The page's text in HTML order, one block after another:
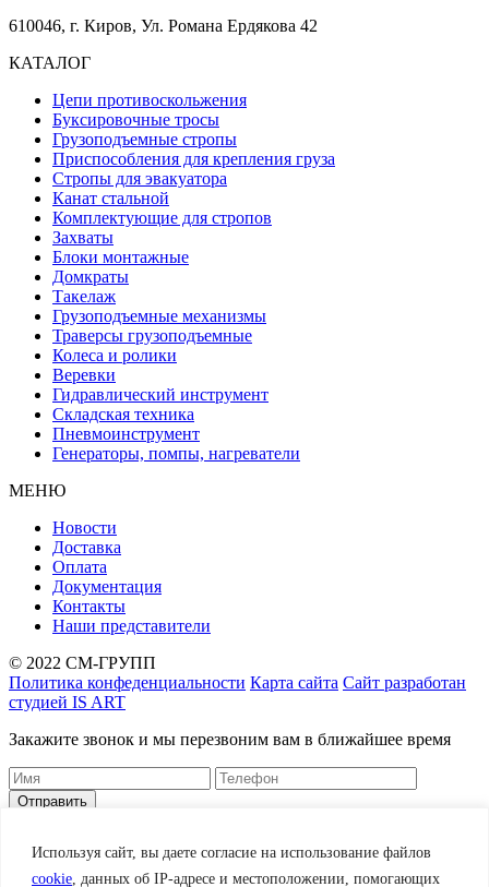
Используя сайт, вы даете согласие на использование файлов
cookie , данных об IP-адресе и местоположении, помогающих
610046, г. Киров, Ул. Романа Ердякова 42
КАТАЛОГ
Цепи противоскольжения
Буксировочные тросы
Грузоподъемные стропы
Приспособления для крепления груза
Стропы для эвакуатора
Канат стальной
Комплектующие для стропов
Захваты
Блоки монтажные
Домкраты
Такелаж
Грузоподъемные механизмы
Траверсы грузоподъемные
Колеса и ролики
Веревки
Гидравлический инструмент
Складская техника
Пневмоинструмент
Генераторы, помпы, нагреватели
МЕНЮ
Новости
Доставка
Оплата
Документация
Контакты
Наши представители
© 2022 СМ-ГРУПП
Политика конфеденциальности Карта сайта Сайт разработан
студией IS ART
Закажите звонок и мы перезвоним вам в ближайшее время
Заказать